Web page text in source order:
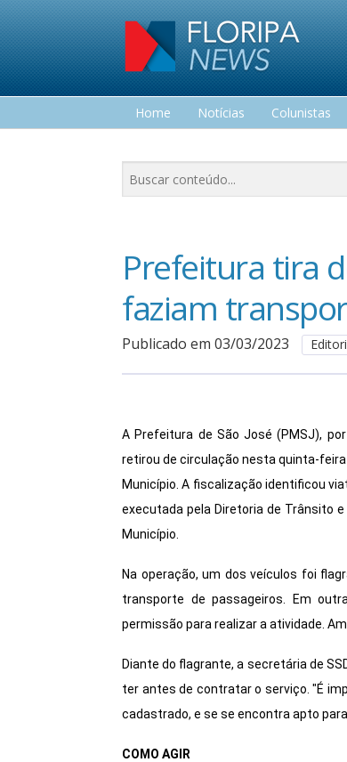
Home Notícias Colunistas
Prefeitura tira
faziam
Publicado em 03/03/2023
A Prefeitura de São José (PMSJ),
retirou de circulação nesta quinta-
Município. A fiscalização identificou
executada pela Diretoria de Trânsito
Município.
Na operação, um dos veículos foi
transporte de passageiros. Em
permissão para realizar a atividade.
Diante do flagrante, a secretária de
ter antes de contratar o serviço. "É
cadastrado, e se se encontra apto
COMO AGIR